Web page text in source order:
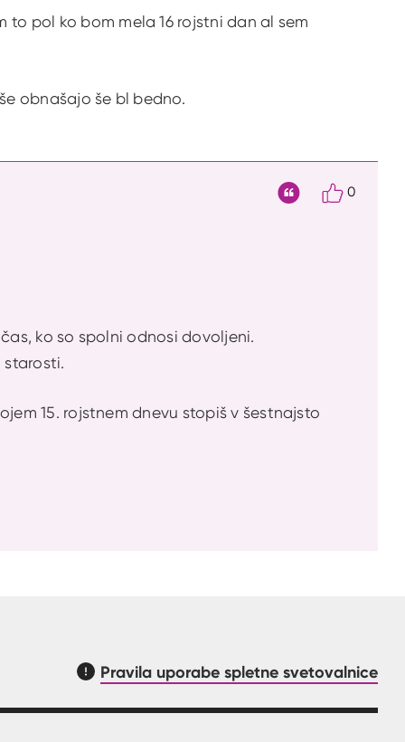
pol ko bom mela 16 rojstni dan al sem
obnašajo še bl bedno.
ko so spolni odnosi dovoljeni.
starosti.
15. rojstnem dnevu stopiš v šestnajsto
0
Pravila uporabe spletne svetovalnice